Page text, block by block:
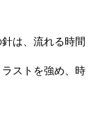
は、流れる時間
ストを強め、時